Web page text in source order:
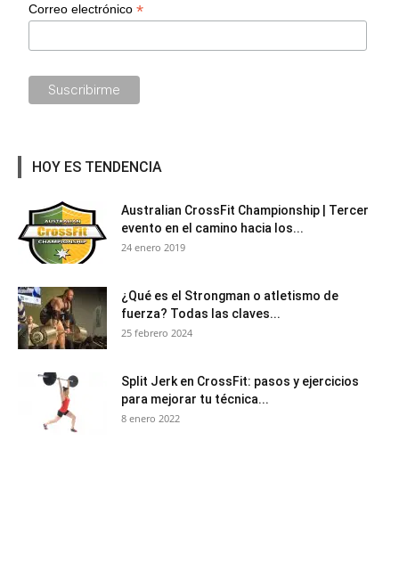
Correo electrónico*
HOY ES TENDENCIA
Australian CrossFit Championship | Tercer
evento en el camino hacia los...
24 enero 2019
¿Qué es el Strongman o atletismo de
fuerza? Todas las claves...
25 febrero 2024
Split Jerk en CrossFit: pasos y ejercicios
para mejorar tu técnica...
8 enero 2022